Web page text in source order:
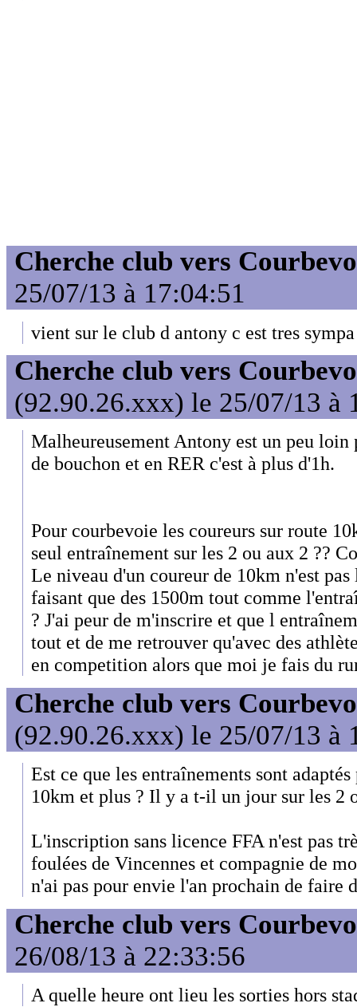
Cherche club vers
25/07/13 à 17:04:51
vient sur le club d antony c est tres
Cherche club vers
(92.90.26.xxx) le 25/07/13 à
Malheureusement Antony est un peu
de bouchon et en RER c'est à plus d'1h.
Pour courbevoie les coureurs sur route
seul entraînement sur les 2 ou aux 2 ??
Le niveau d'un coureur de 10km n'est
faisant que des 1500m tout comme
? J'ai peur de m'inscrire et que l
tout et de me retrouver qu'avec des
en competition alors que moi je fais du
Cherche club vers
(92.90.26.xxx) le 25/07/13 à
Est ce que les entraînements sont
10km et plus ? Il y a t-il un jour sur les 2
L'inscription sans licence FFA n'est pas
foulées de Vincennes et compagnie de
n'ai pas pour envie l'an prochain de faire
Cherche club vers
26/08/13 à 22:33:56
A quelle heure ont lieu les sorties hors